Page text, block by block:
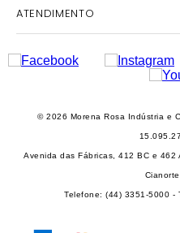
NOSSAS LOJAS
POLÍTICA DE PRIVACIDADE
INSTITUTO MORENA ROSA
PERSONAL SHOPPER
ATENDIMENTO
FALECONOSCO@IODICE.COM.BR
DAS 08 ÀS 18H
© 2026 Morena Rosa Indústria e
Avenida das Fábricas, 412 BC e 462
Telefone: (44) 3351-5000 -